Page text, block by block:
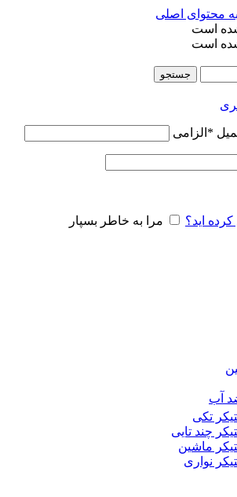
محتوای اصلی
شده است
شده است
جستجو
* الزامی
اید؟ مرا به خاطر بسپار
آب
تکی
چند تایی
ماشین
نواری